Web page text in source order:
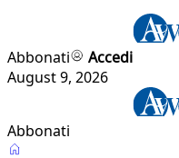
Abbonati
Accedi
August 9, 2026
Abbonati